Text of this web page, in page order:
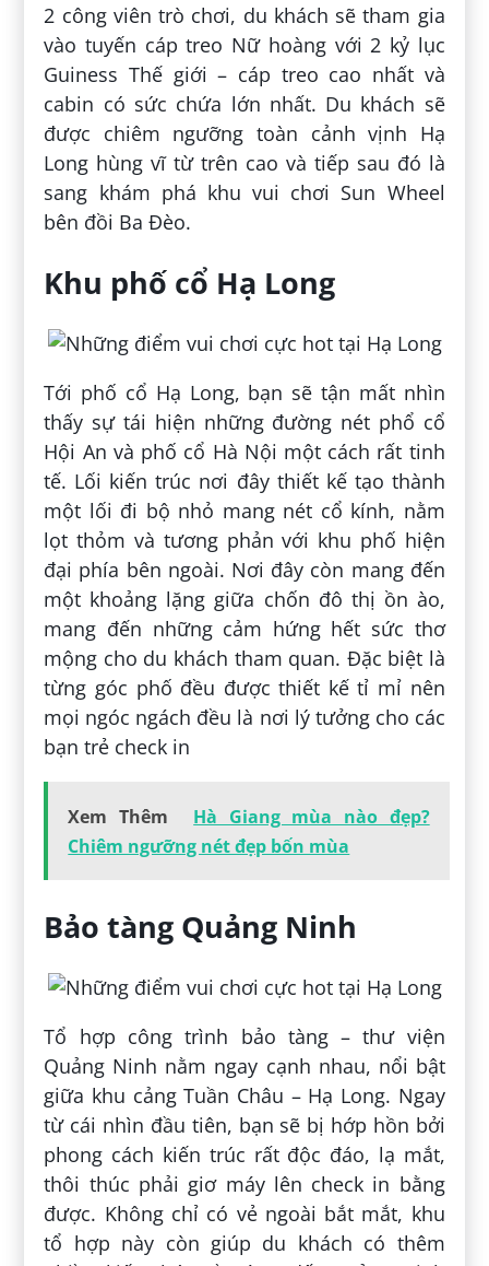
2 công viên trò chơi, du khách sẽ tham gia
vào tuyến cáp treo Nữ hoàng với 2 kỷ lục
Guiness Thế giới – cáp treo cao nhất và
cabin có sức chứa lớn nhất. Du khách sẽ
được chiêm ngưỡng toàn cảnh vịnh Hạ
Long hùng vĩ từ trên cao và tiếp sau đó là
sang khám phá khu vui chơi Sun Wheel
bên đồi Ba Đèo.
Khu phố cổ Hạ Long
Tới phố cổ Hạ Long, bạn sẽ tận mất nhìn
thấy sự tái hiện những đường nét phổ cổ
Hội An và phố cổ Hà Nội một cách rất tinh
tế. Lối kiến trúc nơi đây thiết kế tạo thành
một lối đi bộ nhỏ mang nét cổ kính, nằm
lọt thỏm và tương phản với khu phố hiện
đại phía bên ngoài. Nơi đây còn mang đến
một khoảng lặng giữa chốn đô thị ồn ào,
mang đến những cảm hứng hết sức thơ
mộng cho du khách tham quan. Đặc biệt là
từng góc phố đều được thiết kế tỉ mỉ nên
mọi ngóc ngách đều là nơi lý tưởng cho các
bạn trẻ check in
Xem Thêm
Hà Giang mùa nào đẹp?
Chiêm ngưỡng nét đẹp bốn mùa
Bảo tàng Quảng Ninh
Tổ hợp công trình bảo tàng – thư viện
Quảng Ninh nằm ngay cạnh nhau, nổi bật
giữa khu cảng Tuần Châu – Hạ Long. Ngay
từ cái nhìn đầu tiên, bạn sẽ bị hớp hồn bởi
phong cách kiến trúc rất độc đáo, lạ mắt,
thôi thúc phải giơ máy lên check in bằng
được. Không chỉ có vẻ ngoài bắt mắt, khu
tổ hợp này còn giúp du khách có thêm